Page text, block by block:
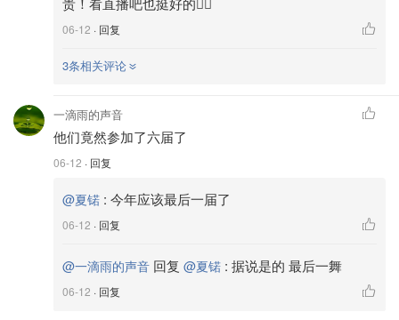
06-12 · 回复
3条相关评论
一滴雨的声音
他们竟然参加了六届了
06-12 · 回复
@夏锘 : 今年应该最后一届了
06-12 · 回复
@一滴雨的声音 回复 @夏锘 : 据说是的 最后一舞
06-12 · 回复